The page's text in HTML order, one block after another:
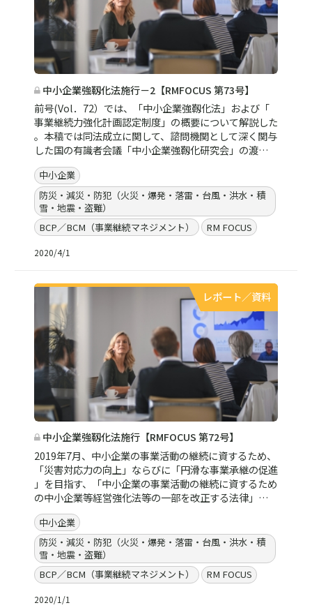
中小企業強靱化法施行－2【RMFOCUS 第73号】
前号(Vol．72）では、「中小企業強靱化法」および「
事業継続力強化計画認定制度」の概要について解説した
。本稿では同法成立に関して、諮問機関として深く関与
した国の有識者会議「中小企業強靱化研究会」の渡…
中小企業
防災・減災・防犯（火災・爆発・落雷・台風・洪水・積
雪・地震・盗難）
BCP／BCM（事業継続マネジメント）
RM FOCUS
2020/4/1
レポート／資料
中小企業強靱化法施行【RMFOCUS 第72号】
2019年7月、中小企業の事業活動の継続に資するため、
「災害対応力の向上」ならびに「円滑な事業承継の促進
」を目指す、「中小企業の事業活動の継続に資するため
の中小企業等経営強化法等の一部を改正する法律」…
中小企業
防災・減災・防犯（火災・爆発・落雷・台風・洪水・積
雪・地震・盗難）
BCP／BCM（事業継続マネジメント）
RM FOCUS
2020/1/1